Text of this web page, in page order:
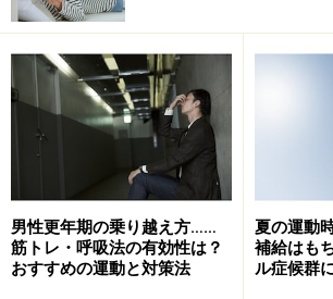
男性更年期の乗り越え方……
筋トレ・呼吸法の有効性は？
おすすめの運動と対策法
夏の運動
補給はも
ル症候群